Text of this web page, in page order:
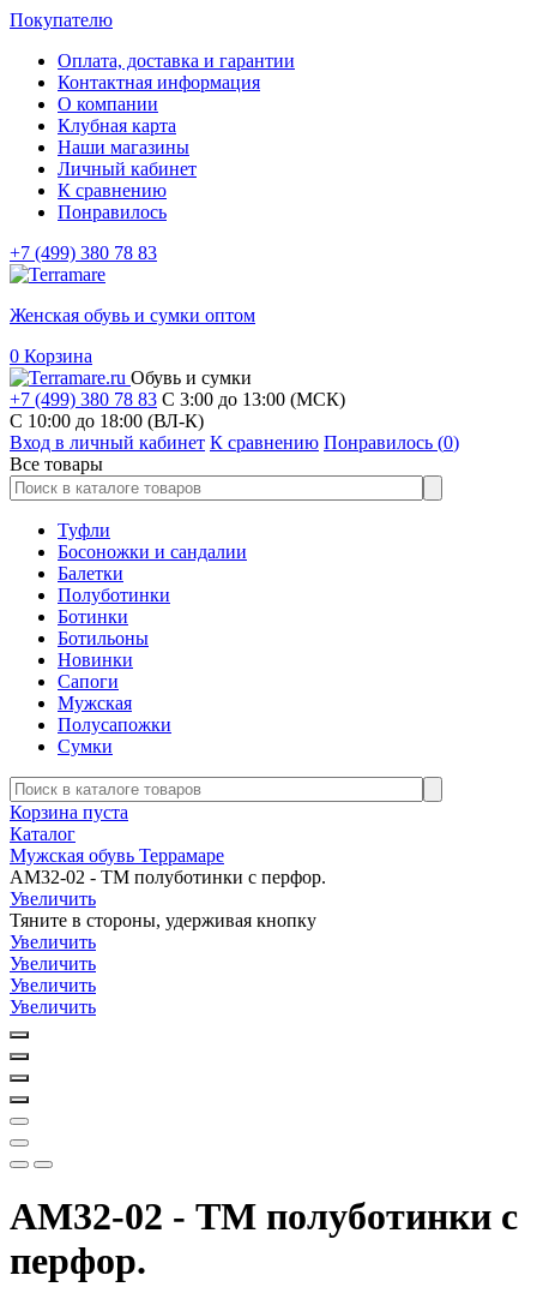
Покупателю
Оплата, доставка и гарантии
Контактная информация
О компании
Клубная карта
Наши магазины
Личный кабинет
К сравнению
Понравилось
+7 (499) 380 78 83
Женская обувь и сумки оптом
0 Корзина
Обувь и сумки
+7 (499) 380 78 83 С 3:00 до 13:00 (МСК)
C 10:00 до 18:00 (ВЛ-К)
Вход в личный кабинет К сравнению Понравилось (0)
Все товары
Туфли
Босоножки и сандалии
Балетки
Полуботинки
Ботинки
Ботильоны
Новинки
Сапоги
Мужская
Полусапожки
Сумки
Корзина пуста
Каталог
Мужская обувь Террамаре
АМ32-02 - ТМ полуботинки с перфор.
Увеличить
Тяните в стороны, удерживая кнопку
Увеличить
Увеличить
Увеличить
Увеличить
АМ32-02 - ТМ полуботинки с
перфор.